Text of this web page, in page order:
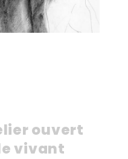
ouvert
vivant